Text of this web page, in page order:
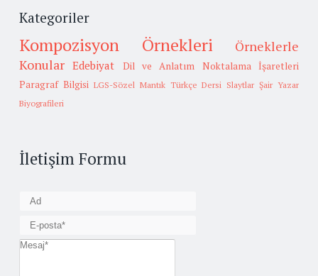
Kategoriler
Kompozisyon Örnekleri
Örneklerle
Konular Edebiyat Dil ve Anlatım
Noktalama İşaretleri
Paragraf Bilgisi LGS-Sözel Mantık Türkçe Dersi Slaytlar Şair Yazar
Biyografileri
İletişim Formu